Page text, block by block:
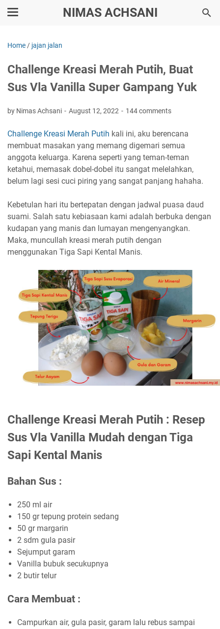
NIMAS ACHSANI
Home / jajan jalan
Challenge Kreasi Merah Putih, Buat
Sus Vla Vanilla Super Gampang Yuk
by Nimas Achsani August 12, 2022 144 comments
Challenge Kreasi Merah Putih kali ini, aku berencana
membuat masakan yang memang digemari semua
anggota keluarga. Karena seperti yang teman-teman
ketahui, memasak dobel-dobel itu sangat melelahkan,
belum lagi sesi cuci piring yang sangat panjang hahaha.
Kebetulan hari itu bertepatan dengan jadwal puasa daud
suami. Salah satu kebiasaan kami adalah berbuka dengan
kudapan yang manis dan lumayan mengenyangkan.
Maka, muncullah kreasi merah putih dengan
menggunakan Tiga Sapi Kental Manis.
Challenge Kreasi Merah Putih : Resep
Sus Vla Vanilla Mudah dengan Tiga
Sapi Kental Manis
Bahan Sus :
250 ml air
150 gr tepung protein sedang
50 gr margarin
2 sdm gula pasir
Sejumput garam
Vanilla bubuk secukupnya
2 butir telur
Cara Membuat :
Campurkan air, gula pasir, garam lalu rebus sampai